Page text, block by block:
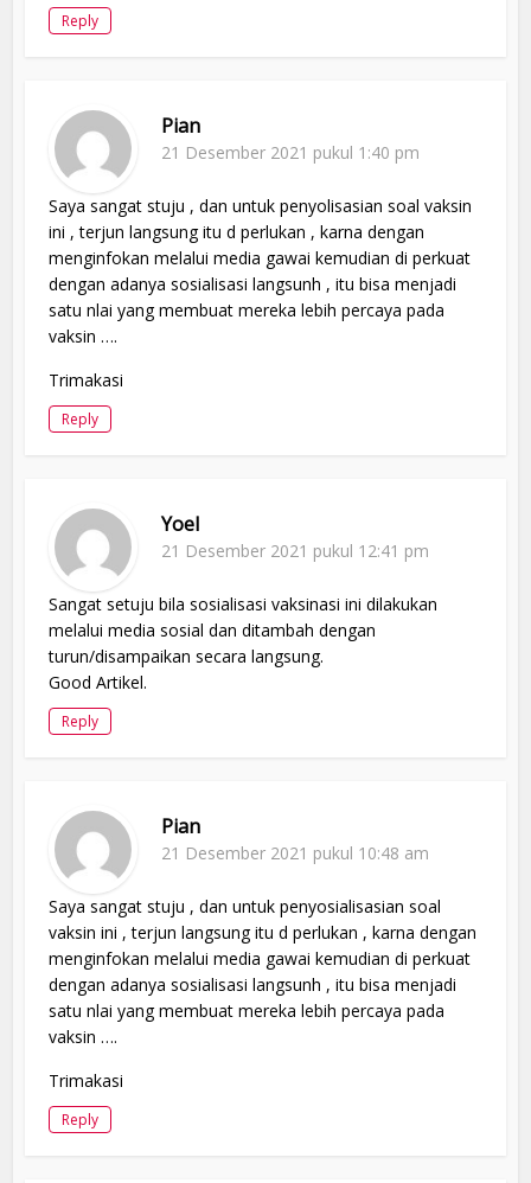
Reply
Pian
21 Desember 2021 pukul 1:40 pm
Saya sangat stuju , dan untuk penyolisasian soal vaksin
ini , terjun langsung itu d perlukan , karna dengan
menginfokan melalui media gawai kemudian di perkuat
dengan adanya sosialisasi langsunh , itu bisa menjadi
satu nlai yang membuat mereka lebih percaya pada
vaksin ….
Trimakasi
Reply
Yoel
21 Desember 2021 pukul 12:41 pm
Sangat setuju bila sosialisasi vaksinasi ini dilakukan
melalui media sosial dan ditambah dengan
turun/disampaikan secara langsung.
Good Artikel.
Reply
Pian
21 Desember 2021 pukul 10:48 am
Saya sangat stuju , dan untuk penyosialisasian soal
vaksin ini , terjun langsung itu d perlukan , karna dengan
menginfokan melalui media gawai kemudian di perkuat
dengan adanya sosialisasi langsunh , itu bisa menjadi
satu nlai yang membuat mereka lebih percaya pada
vaksin ….
Trimakasi
Reply